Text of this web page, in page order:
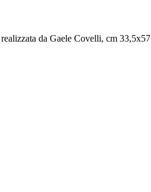
da Gaele Covelli, cm 33,5x57